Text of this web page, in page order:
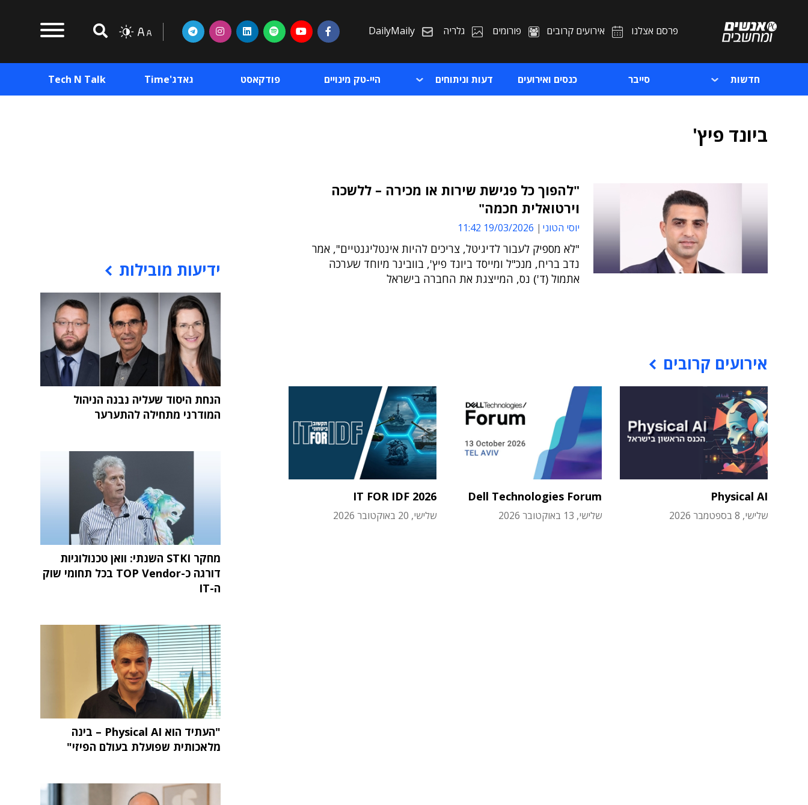
פרסם אצלנו אירועים קרובים פורומים גלריה DailyMaily
חדשות סייבר כנסים ואירועים דעות וניתוחים היי-טק מינויים פודקאסט גאדג'Time Tech N Talk
ביונד פיץ'
"להפוך כל פגישת שירות או מכירה – ללשכה
וירטואלית חכמה"
יוסי הטוני 19/03/2026 11:42
"לא מספיק לעבור לדיגיטל, צריכים להיות אינטליגנטיים", אמר
נדב בריח, מנכ"ל ומייסד ביונד פיץ', בוובינר מיוחד שערכה
אתמול (ד') נס, המייצגת את החברה בישראל
אירועים קרובים
Physical AI
שלישי, 8 בספטמבר 2026
Dell Technologies Forum
שלישי, 13 באוקטובר 2026
IT FOR IDF 2026
שלישי, 20 באוקטובר 2026
ידיעות מובילות
הנחת היסוד שעליה נבנה הניהול
המודרני מתחילה להתערער
מחקר STKI השנתי: וואן טכנולוגיות
דורגה כ-TOP Vendor בכל תחומי שוק
ה-IT
"העתיד הוא Physical AI – בינה
מלאכותית שפועלת בעולם הפיזי"